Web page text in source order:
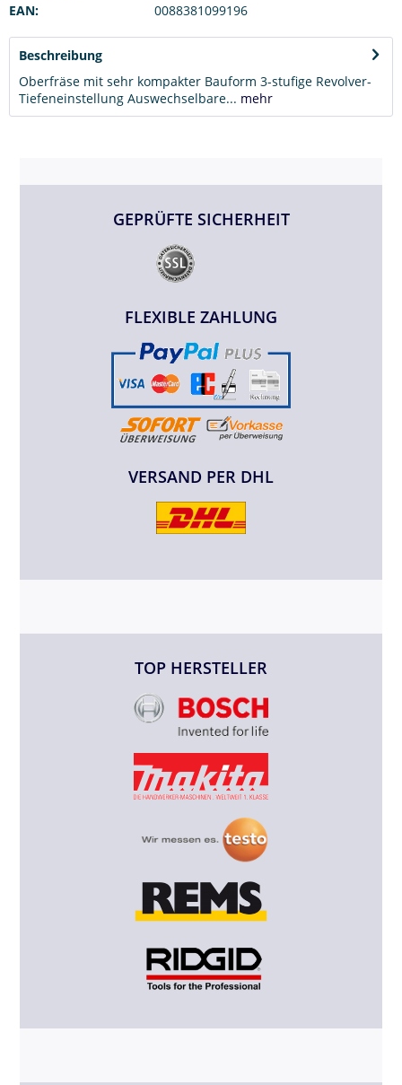
EAN:
0088381099196
Beschreibung
Oberfräse mit sehr kompakter Bauform 3-stufige Revolver-
Tiefeneinstellung Auswechselbare... mehr
GEPRÜFTE SICHERHEIT
FLEXIBLE ZAHLUNG
VERSAND PER DHL
TOP HERSTELLER